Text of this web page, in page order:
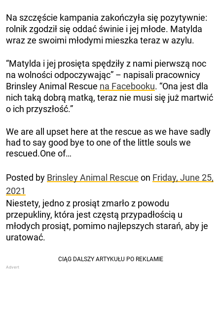
Na szczęście kampania zakończyła się pozytywnie:
rolnik zgodził się oddać świnie i jej młode. Matylda
wraz ze swoimi młodymi mieszka teraz w azylu.
“Matylda i jej prosięta spędziły z nami pierwszą noc
na wolności odpoczywając” – napisali pracownicy
Brinsley Animal Rescue na Facebooku. “Ona jest dla
nich taką dobrą matką, teraz nie musi się już martwić
o ich przyszłość.”
We are all upset here at the rescue as we have sadly
had to say good bye to one of the little souls we
rescued.One of…
Posted by Brinsley Animal Rescue on Friday, June 25,
2021
Niestety, jedno z prosiąt zmarło z powodu
przepukliny, która jest częstą przypadłością u
młodych prosiąt, pomimo najlepszych starań, aby je
uratować.